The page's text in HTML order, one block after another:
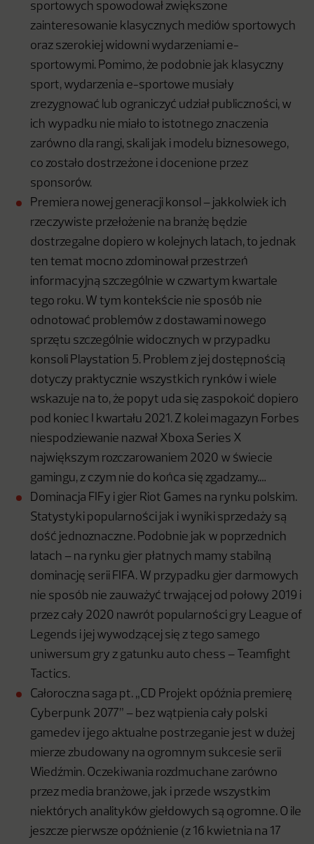
sportowych spowodował zwiększone
zainteresowanie klasycznych mediów sportowych
oraz szerokiej widowni wydarzeniami e-
sportowymi. Pomimo, że podobnie jak klasyczny
sport, wydarzenia e-sportowe musiały
zrezygnować lub ograniczyć udział publiczności, w
ich wypadku nie miało to istotnego znaczenia
zarówno dla rangi, skali jak i modelu biznesowego,
co zostało dostrzeżone i docenione przez
sponsorów.
Premiera nowej generacji konsol – jakkolwiek ich
rzeczywiste przełożenie na branżę będzie
dostrzegalne dopiero w kolejnych latach, to jednak
ten temat mocno zdominował przestrzeń
informacyjną szczególnie w czwartym kwartale
tego roku. W tym kontekście nie sposób nie
odnotować problemów z dostawami nowego
sprzętu szczególnie widocznych w przypadku
konsoli Playstation 5. Problem z jej dostępnością
dotyczy praktycznie wszystkich rynków i wiele
wskazuje na to, że popyt uda się zaspokoić dopiero
pod koniec I kwartału 2021. Z kolei magazyn Forbes
niespodziewanie nazwał Xboxa Series X
największym rozczarowaniem 2020 w świecie
gamingu, z czym nie do końca się zgadzamy.…
Dominacja FIFy i gier Riot Games na rynku polskim.
Statystyki popularności jak i wyniki sprzedaży są
dość jednoznaczne. Podobnie jak w poprzednich
latach – na rynku gier płatnych mamy stabilną
dominację serii FIFA. W przypadku gier darmowych
nie sposób nie zauważyć trwającej od połowy 2019 i
przez cały 2020 nawrót popularności gry League of
Legends i jej wywodzącej się z tego samego
uniwersum gry z gatunku auto chess – Teamfight
Tactics.
Całoroczna saga pt. „CD Projekt opóźnia premierę
Cyberpunk 2077” – bez wątpienia cały polski
gamedev i jego aktualne postrzeganie jest w dużej
mierze zbudowany na ogromnym sukcesie serii
Wiedźmin. Oczekiwania rozdmuchane zarówno
przez media branżowe, jak i przede wszystkim
niektórych analityków giełdowych są ogromne. O ile
jeszcze pierwsze opóźnienie (z 16 kwietnia na 17